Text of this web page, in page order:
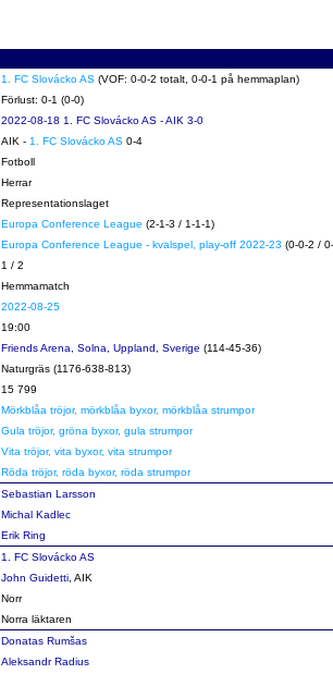
1. FC Slovácko AS (VOF: 0-0-2 totalt, 0-0-1 på hemmaplan)
Förlust: 0-1 (0-0)
2022-08-18 1. FC Slovácko AS - AIK 3-0
AIK - 1. FC Slovácko AS 0-4
Fotboll
Herrar
Representationslaget
Europa Conference League (2-1-3 / 1-1-1)
Europa Conference League - kvalspel, play-off 2022-23 (0-0-2 /
1 / 2
Hemmamatch
2022-08-25
19:00
Friends Arena, Solna, Uppland, Sverige (114-45-36)
Naturgräs (1176-638-813)
15 799
Mörkblåa tröjor, mörkblåa byxor, mörkblåa strumpor
Gula tröjor, gröna byxor, gula strumpor
Vita tröjor, vita byxor, vita strumpor
Röda tröjor, röda byxor, röda strumpor
Sebastian Larsson
Michal Kadlec
Erik Ring
1. FC Slovácko AS
John Guidetti , AIK
Norr
Norra läktaren
Donatas Rumšas
Aleksandr Radius